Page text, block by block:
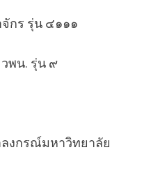
ร รุ่น ๔๑๑๑
พน. รุ่น ๙
งกรณ์มหาวิทยาลัย